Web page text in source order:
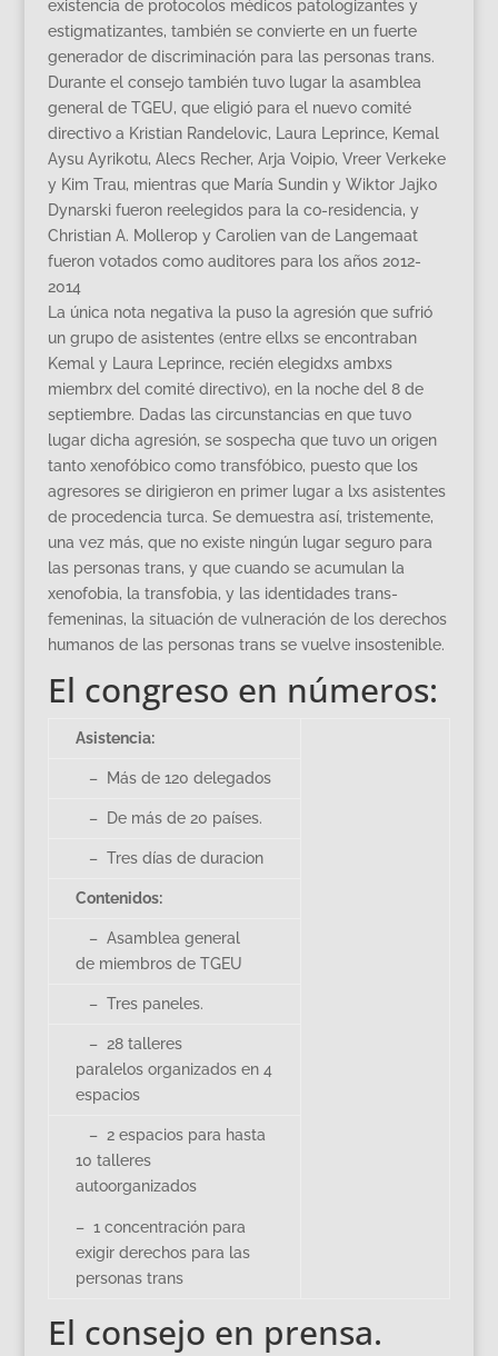
existencia de protocolos médicos patologizantes y
estigmatizantes, también se convierte en un fuerte
generador de discriminación para las personas trans.
Durante el consejo también tuvo lugar la asamblea
general de TGEU, que eligió para el nuevo comité
directivo a Kristian Randelovic, Laura Leprince, Kemal
Aysu Ayrikotu, Alecs Recher, Arja Voipio, Vreer Verkeke
y Kim Trau, mientras que María Sundin y Wiktor Jajko
Dynarski fueron reelegidos para la co-residencia, y
Christian A. Mollerop y Carolien van de Langemaat
fueron votados como auditores para los años 2012-
2014
La única nota negativa la puso la agresión que sufrió
un grupo de asistentes (entre ellxs se encontraban
Kemal y Laura Leprince, recién elegidxs ambxs
miembrx del comité directivo), en la noche del 8 de
septiembre. Dadas las circunstancias en que tuvo
lugar dicha agresión, se sospecha que tuvo un origen
tanto xenofóbico como transfóbico, puesto que los
agresores se dirigieron en primer lugar a lxs asistentes
de procedencia turca. Se demuestra así, tristemente,
una vez más, que no existe ningún lugar seguro para
las personas trans, y que cuando se acumulan la
xenofobia, la transfobia, y las identidades trans-
femeninas, la situación de vulneración de los derechos
humanos de las personas trans se vuelve insostenible.
El congreso en números:
Asistencia:
– Más de 120 delegados
– De más de 20 países.
– Tres días de duracion
Contenidos:
– Asamblea general
de miembros de TGEU
– Tres paneles.
– 28 talleres
paralelos organizados en 4
espacios
– 2 espacios para hasta
10 talleres
autoorganizados
– 1 concentración para
exigir derechos para las
personas trans
El consejo en prensa.